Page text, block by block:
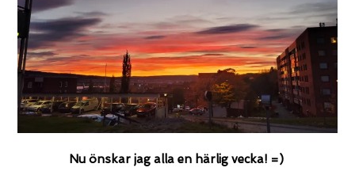
Nu önskar jag alla en härlig vecka! =)